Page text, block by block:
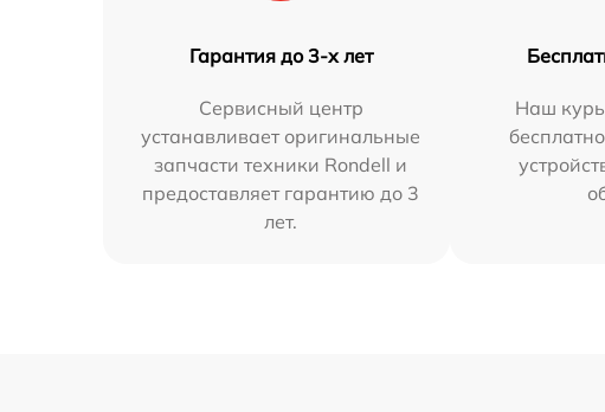
Гарантия до 3-х лет
Сервисный центр
устанавливает оригинальные
запчасти техники Rondell и
предоставляет гарантию до 3
лет.
Наш